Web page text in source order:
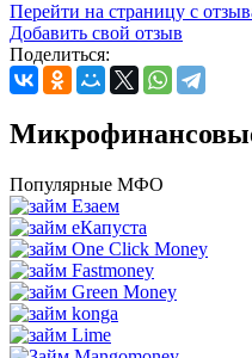
Перейти на страницу с
Добавить свой отзыв
Поделиться:
Популярные МФО